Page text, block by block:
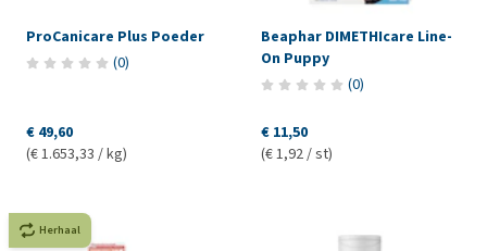
ProCanicare Plus Poeder
(0)
€ 49,60
(€ 1.653,33 / kg)
Beaphar DIMETHIcare Line‐
On Puppy
(0)
€ 11,50
(€ 1,92 / st)
Herhaal